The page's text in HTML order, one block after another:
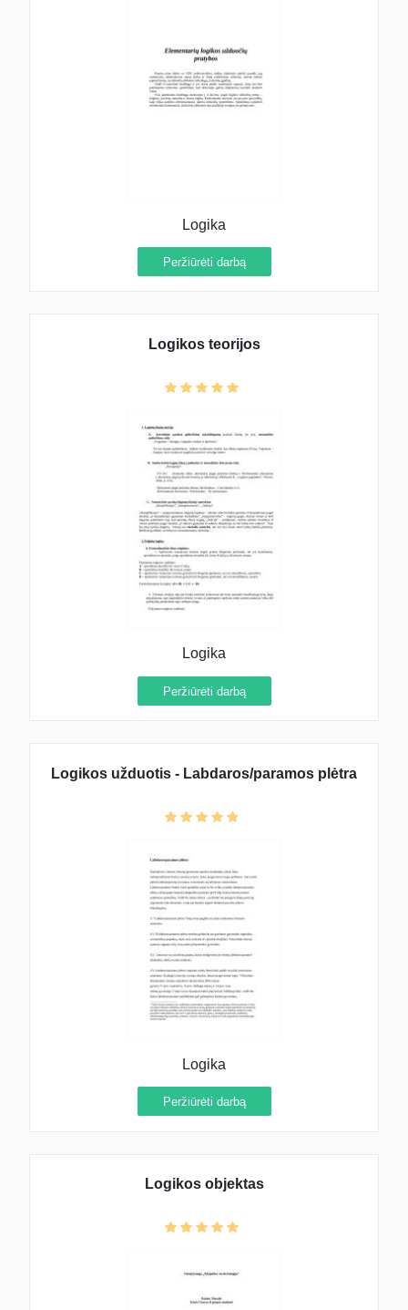
Logika
Peržiūrėti darbą
Logikos teorijos
Logika
Peržiūrėti darbą
Logikos užduotis - Labdaros/paramos plėtra
Logika
Peržiūrėti darbą
Logikos objektas